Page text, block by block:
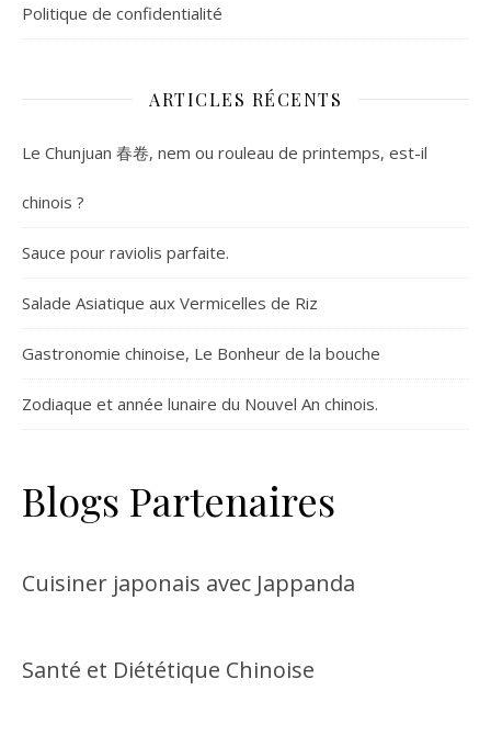
Politique de confidentialité
ARTICLES RÉCENTS
Le Chunjuan 春卷, nem ou rouleau de printemps, est-il
chinois ?
Sauce pour raviolis parfaite.
Salade Asiatique aux Vermicelles de Riz
Gastronomie chinoise, Le Bonheur de la bouche
Zodiaque et année lunaire du Nouvel An chinois.
Blogs Partenaires
Cuisiner japonais avec Jappanda
Santé et Diététique Chinoise